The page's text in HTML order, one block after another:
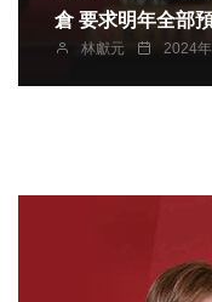
倉 要求明年全部預算框出來 陽光的越辦越盛大 副
市長黃國榮：藉人
林獻元 2024